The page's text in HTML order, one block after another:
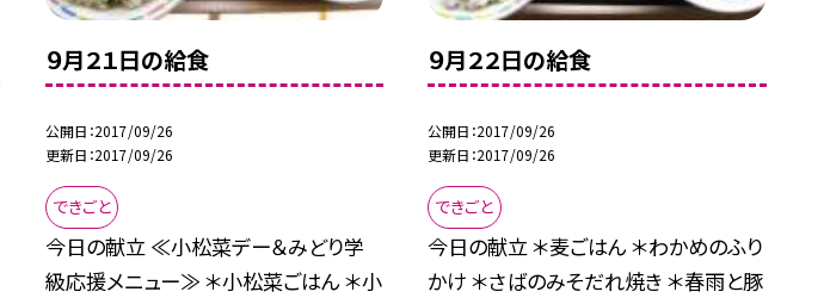
９月２１日の給食
公開日 2017/09/26
更新日 2017/09/26
できごと
今日の献立 ≪小松菜デー＆みどり学
級応援メニュー≫ ＊小松菜ごはん ＊小
９月２２日の給食
公開日 2017/09/26
更新日 2017/09/26
できごと
今日の献立 ＊麦ごはん ＊わかめのふり
かけ ＊さばのみそだれ焼き ＊春雨と豚